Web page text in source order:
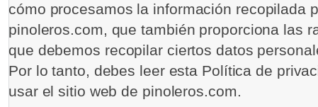
cómo procesamos la información recopilada
pinoleros.com, que también proporciona las
que debemos recopilar ciertos datos
Por lo tanto, debes leer esta Política de
usar el sitio web de pinoleros.com.